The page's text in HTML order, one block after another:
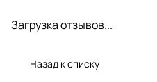
Загрузка отзывов...
Назад к списку